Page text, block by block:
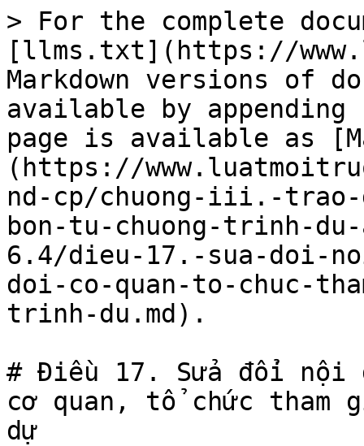
> For the complete
[llms.txt](https://
Markdown versions of
available by
page is available as
(https://
nd-cp/chuong-iii.-
bon-tu-chuong-trinh-
6.4/dieu-17.-sua-doi-
doi-co-quan-to-chuc-
trinh-du.md).
# Điều 17. Sửa đổi nội
cơ quan, tổ chức tham
dự